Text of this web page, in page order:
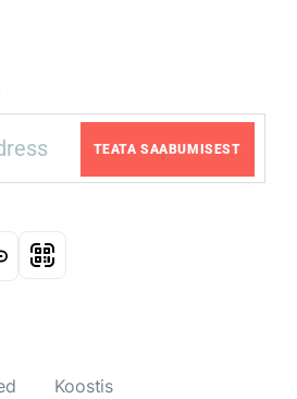
TEATA SAABUMISEST
Koostis